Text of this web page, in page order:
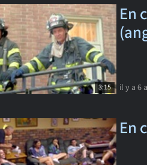
3:15
En
il y a 6
En